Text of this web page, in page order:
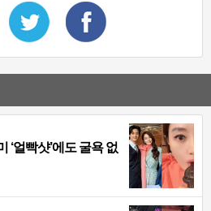
‘얼빡샷’에도 굴욕 없